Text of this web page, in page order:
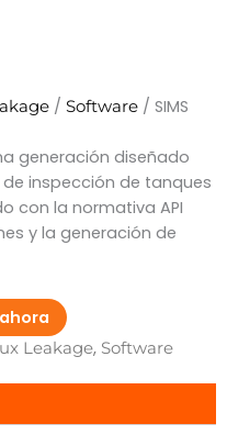
/ Software / SIMS
generación diseñado
inspección de tanques
con la normativa API
y la generación de
Leakage, Software